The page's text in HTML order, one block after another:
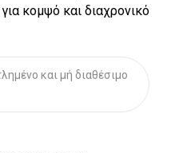
κομψό και διαχρονικό
και μή διαθέσιμο